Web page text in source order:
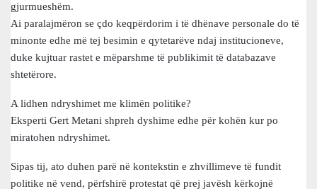
gjurmueshëm.
Ai paralajmëron se çdo keqpërdorim i të dhënave personale do të
minonte edhe më tej besimin e qytetarëve ndaj institucioneve,
duke kujtuar rastet e mëparshme të publikimit të databazave
shtetërore.
A lidhen ndryshimet me klimën politike?
Eksperti Gert Metani shpreh dyshime edhe për kohën kur po
miratohen ndryshimet.
Sipas tij, ato duhen parë në kontekstin e zhvillimeve të fundit
politike në vend, përfshirë protestat që prej javësh kërkojnë